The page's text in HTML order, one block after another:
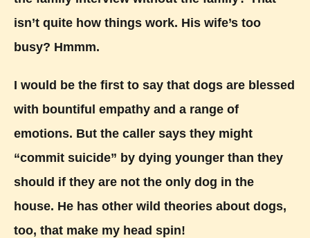
isn’t quite how things work. His wife’s too
busy? Hmmm.
I would be the first to say that dogs are blessed
with bountiful empathy and a range of
emotions. But the caller says they might
“commit suicide” by dying younger than they
should if they are not the only dog in the
house. He has other wild theories about dogs,
too, that make my head spin!